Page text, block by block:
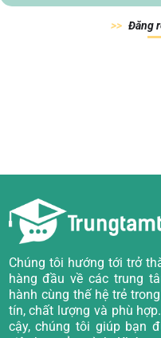
Đăng
Chúng tôi hướng tới trở
hàng đầu về các trung
hành cùng thế hệ trẻ
tín, chất lượng và phù
cậy, chúng tôi giúp bạn